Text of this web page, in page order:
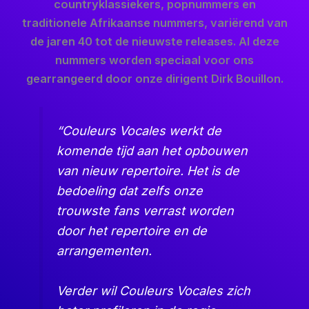
countryklassiekers, popnummers en
traditionele Afrikaanse nummers, variërend van
de jaren 40 tot de nieuwste releases. Al deze
nummers worden speciaal voor ons
gearrangeerd door onze dirigent Dirk Bouillon.
“Couleurs Vocales werkt de
komende tijd aan het opbouwen
van nieuw repertoire. Het is de
bedoeling dat zelfs onze
trouwste fans verrast worden
door het repertoire en de
arrangementen.
Verder wil Couleurs Vocales zich